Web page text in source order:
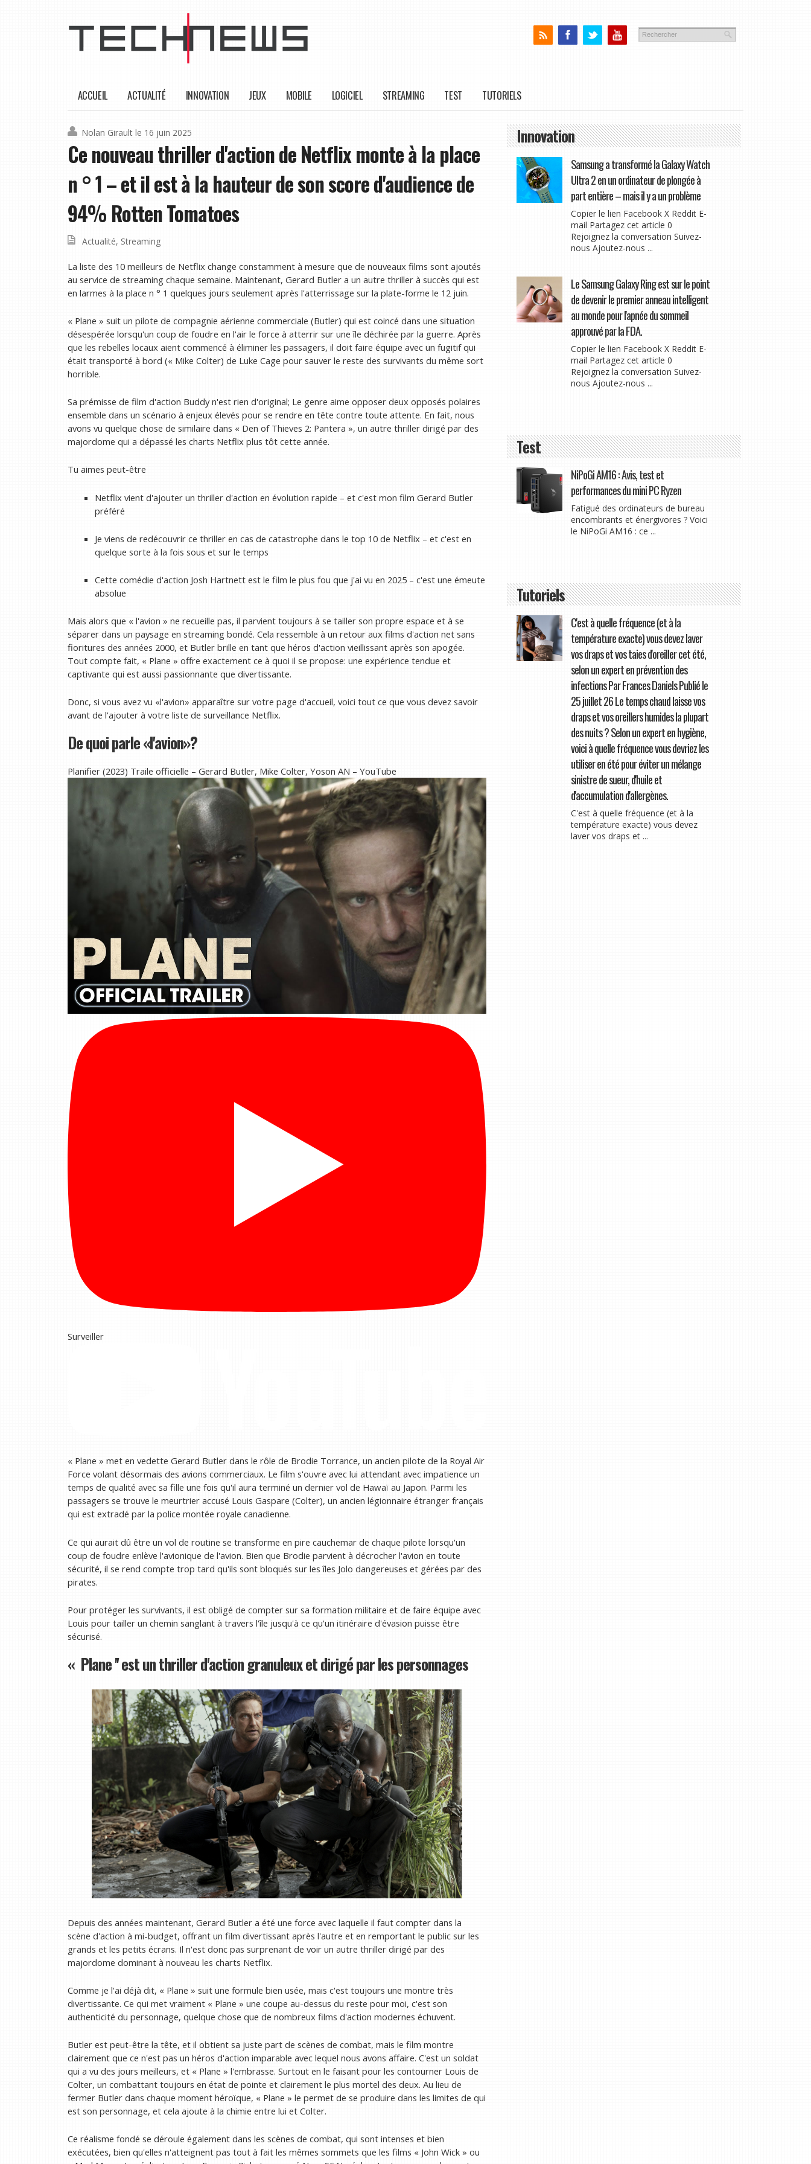
ACCUEIL ACTUALITÉ INNOVATION JEUX MOBILE LOGICIEL STREAMING TEST TUTORIELS
Nolan Girault le 16 juin 2025
Ce nouveau thriller d'action de Netflix monte à la place
n ° 1 – et il est à la hauteur de son score d'audience de
94% Rotten Tomatoes
Actualité, Streaming
La liste des 10 meilleurs de Netflix change constamment à mesure que de nouveaux films sont ajoutés
au service de streaming chaque semaine. Maintenant, Gerard Butler a un autre thriller à succès qui est
en larmes à la place n ° 1 quelques jours seulement après l'atterrissage sur la plate-forme le 12 juin.
« Plane » suit un pilote de compagnie aérienne commerciale (Butler) qui est coincé dans une situation
désespérée lorsqu'un coup de foudre en l'air le force à atterrir sur une île déchirée par la guerre. Après
que les rebelles locaux aient commencé à éliminer les passagers, il doit faire équipe avec un fugitif qui
était transporté à bord (« Mike Colter) de Luke Cage pour sauver le reste des survivants du même sort
horrible.
Sa prémisse de film d'action Buddy n'est rien d'original; Le genre aime opposer deux opposés polaires
ensemble dans un scénario à enjeux élevés pour se rendre en tête contre toute attente. En fait, nous
avons vu quelque chose de similaire dans « Den of Thieves 2: Pantera », un autre thriller dirigé par des
majordome qui a dépassé les charts Netflix plus tôt cette année.
Tu aimes peut-être
Netflix vient d'ajouter un thriller d'action en évolution rapide – et c'est mon film Gerard Butler
préféré
Je viens de redécouvrir ce thriller en cas de catastrophe dans le top 10 de Netflix – et c'est en
quelque sorte à la fois sous et sur le temps
Cette comédie d'action Josh Hartnett est le film le plus fou que j'ai vu en 2025 – c'est une émeute
absolue
Mais alors que « l'avion » ne recueille pas, il parvient toujours à se tailler son propre espace et à se
séparer dans un paysage en streaming bondé. Cela ressemble à un retour aux films d'action net sans
fioritures des années 2000, et Butler brille en tant que héros d'action vieillissant après son apogée.
Tout compte fait, « Plane » offre exactement ce à quoi il se propose: une expérience tendue et
captivante qui est aussi passionnante que divertissante.
Donc, si vous avez vu «l'avion» apparaître sur votre page d'accueil, voici tout ce que vous devez savoir
avant de l'ajouter à votre liste de surveillance Netflix.
De quoi parle «l'avion»?
Planifier (2023) Traile officielle – Gerard Butler, Mike Colter, Yoson AN – YouTube
Surveiller
« Plane » met en vedette Gerard Butler dans le rôle de Brodie Torrance, un ancien pilote de la Royal Air
Force volant désormais des avions commerciaux. Le film s'ouvre avec lui attendant avec impatience un
temps de qualité avec sa fille une fois qu'il aura terminé un dernier vol de Hawaï au Japon. Parmi les
passagers se trouve le meurtrier accusé Louis Gaspare (Colter), un ancien légionnaire étranger français
qui est extradé par la police montée royale canadienne.
Ce qui aurait dû être un vol de routine se transforme en pire cauchemar de chaque pilote lorsqu'un
coup de foudre enlève l'avionique de l'avion. Bien que Brodie parvient à décrocher l'avion en toute
sécurité, il se rend compte trop tard qu'ils sont bloqués sur les îles Jolo dangereuses et gérées par des
pirates.
Pour protéger les survivants, il est obligé de compter sur sa formation militaire et de faire équipe avec
Louis pour tailler un chemin sanglant à travers l'île jusqu'à ce qu'un itinéraire d'évasion puisse être
sécurisé.
« Plane '' est un thriller d'action granuleux et dirigé par les personnages
Depuis des années maintenant, Gerard Butler a été une force avec laquelle il faut compter dans la
scène d'action à mi-budget, offrant un film divertissant après l'autre et en remportant le public sur les
grands et les petits écrans. Il n'est donc pas surprenant de voir un autre thriller dirigé par des
majordome dominant à nouveau les charts Netflix.
Comme je l'ai déjà dit, « Plane » suit une formule bien usée, mais c'est toujours une montre très
divertissante. Ce qui met vraiment « Plane » une coupe au-dessus du reste pour moi, c'est son
authenticité du personnage, quelque chose que de nombreux films d'action modernes échuvent.
Butler est peut-être la tête, et il obtient sa juste part de scènes de combat, mais le film montre
clairement que ce n'est pas un héros d'action imparable avec lequel nous avons affaire. C'est un soldat
qui a vu des jours meilleurs, et « Plane » l'embrasse. Surtout en le faisant pour les contourner Louis de
Colter, un combattant toujours en état de pointe et clairement le plus mortel des deux. Au lieu de
fermer Butler dans chaque moment héroïque, « Plane » le permet de se produire dans les limites de qui
est son personnage, et cela ajoute à la chimie entre lui et Colter.
Ce réalisme fondé se déroule également dans les scènes de combat, qui sont intenses et bien
exécutées, bien qu'elles n'atteignent pas tout à fait les mêmes sommets que les films « John Wick » ou
Innovation
Samsung a transformé la Galaxy Watch
Ultra 2 en un ordinateur de plongée à
part entière – mais il y a un problème
Copier le lien Facebook X Reddit E-
mail Partagez cet article 0
Rejoignez la conversation Suivez-
nous Ajoutez-nous ...
Le Samsung Galaxy Ring est sur le point
de devenir le premier anneau intelligent
au monde pour l'apnée du sommeil
approuvé par la FDA.
Copier le lien Facebook X Reddit E-
mail Partagez cet article 0
Rejoignez la conversation Suivez-
nous Ajoutez-nous ...
Test
NiPoGi AM16 : Avis, test et
performances du mini PC Ryzen
Fatigué des ordinateurs de bureau
encombrants et énergivores ? Voici
le NiPoGi AM16 : ce ...
Tutoriels
C'est à quelle fréquence (et à la
température exacte) vous devez laver
vos draps et vos taies d'oreiller cet été,
selon un expert en prévention des
infections Par Frances Daniels Publié le
25 juillet 26 Le temps chaud laisse vos
draps et vos oreillers humides la plupart
des nuits ? Selon un expert en hygiène,
voici à quelle fréquence vous devriez les
utiliser en été pour éviter un mélange
sinistre de sueur, d'huile et
d'accumulation d'allergènes.
C'est à quelle fréquence (et à la
température exacte) vous devez
laver vos draps et ...